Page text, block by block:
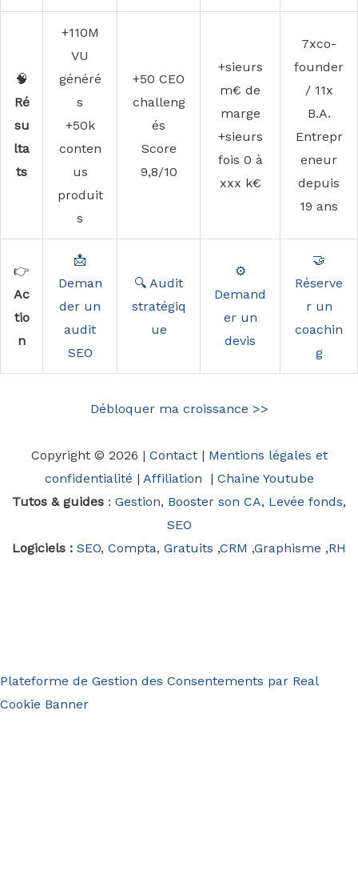
🧠
Ré
su
lta
ts
+110M
VU
généré
s
+50k
conten
us
produit
s
+50 CEO
challeng
és
Score
9,8/10
+sieurs
m€ de
marge
+sieurs
fois 0 à
xxx k€
7xco-
founder
/ 11x
B.A.
Entrepr
eneur
depuis
19 ans
👉
Ac
tio
n
📩
Deman
der un
audit
SEO
🔍 Audit
stratégiq
ue
⚙️
Demand
er un
devis
🤝
Réserve
r un
coachin
g
Débloquer ma croissance >>
Copyright © 2026 | Contact| Mentions légales et
confidentialité | Affiliation | Chaine Youtube
Tutos & guides : Gestion, Booster son CA, Levée fonds,
SEO
Logiciels : SEO, Compta, Gratuits ,CRM ,Graphisme ,RH
Plateforme de Gestion des Consentements par Real
Cookie Banner